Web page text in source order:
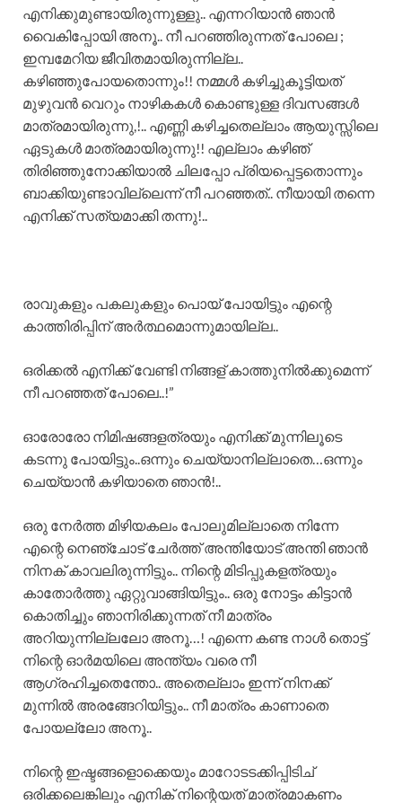
എനിക്കുമുണ്ടായിരുന്നുള്ളു.. എന്നറിയാൻ ഞാൻ
വൈകിപ്പോയി അനൂ.. നീ പറഞ്ഞിരുന്നത് പോലെ ;
ഇമ്പമേറിയ ജീവിതമായിരുന്നില്ല..
കഴിഞ്ഞുപോയതൊന്നും!! നമ്മൾ കഴിച്ചുകൂട്ടിയത്
മുഴുവൻ വെറും നാഴികകൾ കൊണ്ടുള്ള ദിവസങ്ങൾ
മാത്രമായിരുന്നു,!.. എണ്ണി കഴിച്ചതെല്ലാം ആയുസ്സിലെ
ഏടുകൾ മാത്രമായിരുന്നു!! എല്ലാം കഴിഞ്
തിരിഞ്ഞുനോക്കിയാൽ ചിലപ്പോ പ്രിയപ്പെട്ടതൊന്നും
ബാക്കിയുണ്ടാവില്ലെന്ന് നീ പറഞ്ഞത്.. നീയായി തന്നെ
എനിക്ക് സത്യമാക്കി തന്നു!..
രാവുകളും പകലുകളും പൊയ് പോയിട്ടും എന്റെ
കാത്തിരിപ്പിന് അർത്ഥമൊന്നുമായില്ല..
ഒരിക്കൽ എനിക്ക് വേണ്ടി നിങ്ങള് കാത്തുനിൽക്കുമെന്ന്
നീ പറഞ്ഞത് പോലെ..!”
ഓരോരോ നിമിഷങ്ങളത്രയും എനിക്ക് മുന്നിലൂടെ
കടന്നു പോയിട്ടും..ഒന്നും ചെയ്യാനില്ലാതെ…ഒന്നും
ചെയ്യാൻ കഴിയാതെ ഞാൻ!..
ഒരു നേർത്ത മിഴിയകലം പോലുമില്ലാതെ നിന്നേ
എന്റെ നെഞ്ചോട് ചേർത്ത് അന്തിയോട് അന്തി ഞാൻ
നിനക് കാവലിരുന്നിട്ടും.. നിന്റെ മിടിപ്പുകളത്രയും
കാതോർത്തു ഏറ്റുവാങ്ങിയിട്ടും.. ഒരു നോട്ടം കിട്ടാൻ
കൊതിച്ചും ഞാനിരിക്കുന്നത് നീ മാത്രം
അറിയുന്നില്ലലോ അനൂ…! എന്നെ കണ്ട നാൾ തൊട്ട്
നിന്റെ ഓർമയിലെ അന്ത്യം വരെ നീ
ആഗ്രഹിച്ചതെന്തോ.. അതെല്ലാം ഇന്ന്‌ നിനക്ക്‌
മുന്നിൽ അരങ്ങേറിയിട്ടും.. നീ മാത്രം കാണാതെ
പോയല്ലോ അനൂ..
നിന്റെ ഇഷ്ടങ്ങളൊക്കെയും മാറോടടക്കിപ്പിടിച്
ഒരിക്കലെങ്കിലും എനിക് നിന്റെയത് മാത്രമാകണം